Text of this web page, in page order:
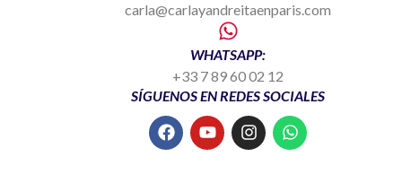
carla@carlayandreitaenparis.com
WHATSAPP:
+33 7 89 60 02 12
SÍGUENOS EN REDES SOCIALES
F
a
Y
o
I
n
W
h